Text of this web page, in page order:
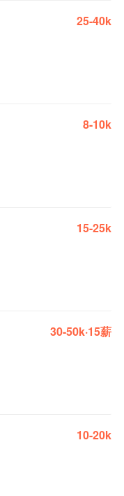
25-40k
8-10k
15-25k
30-50k·15薪
10-20k